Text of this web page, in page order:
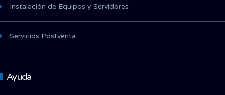
Instalación de Equipos y Servidores
Servicios Postventa
Ayuda